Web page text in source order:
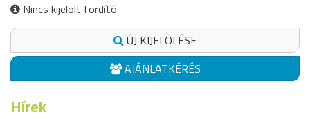
Nincs kijelölt fordító
ÚJ KIJELÖLÉSE
AJÁNLATKÉRÉS
Hírek